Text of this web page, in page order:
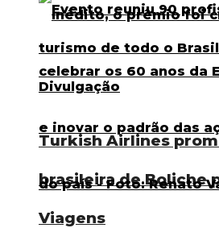
Turkish Airlines
brasileira de Boliche
Viagens